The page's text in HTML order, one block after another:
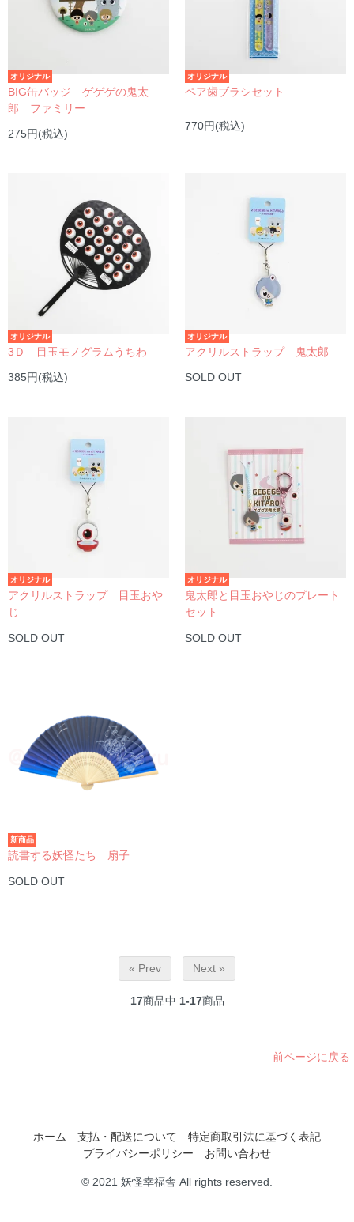
オリジナル
BIG缶バッジ ゲゲゲの鬼太
郎 ファミリー
275円(税込)
オリジナル
ペア歯ブラシセット
770円(税込)
オリジナル
3Ｄ 目玉モノグラムうちわ
385円(税込)
オリジナル
アクリルストラップ 鬼太郎
SOLD OUT
オリジナル
アクリルストラップ 目玉おや
じ
SOLD OUT
オリジナル
鬼太郎と目玉おやじのプレート
セット
SOLD OUT
新商品
読書する妖怪たち 扇子
SOLD OUT
« Prev Next »
17商品中 1-17商品
前ページに戻る
ホーム 支払・配送について
特定商取引法に基づく表記
プライバシーポリシー
お問い合わせ
© 2021 妖怪幸福舎 All rights reserved.